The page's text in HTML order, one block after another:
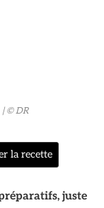
| © DR
la recette
juste